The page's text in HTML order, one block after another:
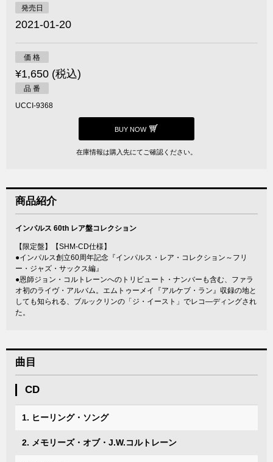
発売日
2021-01-20
価 格
¥1,650 (税込)
品 番
UCCI-9368
BUY NOW
在庫情報は購入先にてご確認ください。
商品紹介
インパルス 60th レア盤コレクション
【限定盤】【SHM-CD仕様】
●インパルス創立60周年記念『インパルス・レア・コレクション～フリ
ー・ジャズ・サックス編』
●恩師ジョン・コルトレーンへのトリビュート・ナンバーも含む、ファラ
オ初のライヴ・アルバム。エムトゥーメイ『アルケブ・ラン』収録の地と
しても知られる、ブルックリンの「ジ・イースト」でレコ―ディングされ
た。
曲目
CD
1. ヒーリング・ソング
2. メモリーズ・オブ・J.W.コルトレーン